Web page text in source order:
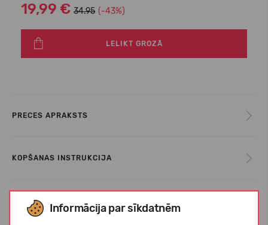
Informācija par sīkdatnēm
19,99 € 34.95 (-43%)
LELIKT GROZĀ
PRECES APRAKSTS
KOPŠANAS INSTRUKCIJA
IZMĒRU TABULA